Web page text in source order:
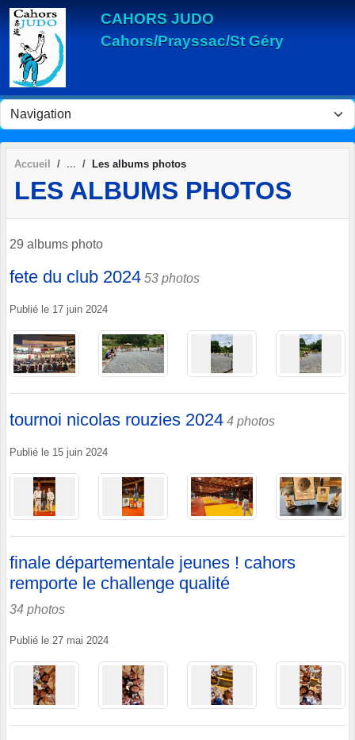
CAHORS JUDO
Cahors/Prayssac/St Géry
Accueil Les albums photos
LES ALBUMS PHOTOS
29 albums photo
fete du club 2024 53 photos
Publié le 17 juin 2024
tournoi nicolas rouzies 2024 4 photos
Publié le 15 juin 2024
finale départementale jeunes ! cahors
remporte le challenge qualité
34 photos
Publié le 27 mai 2024
Panneau de gestion des cookies